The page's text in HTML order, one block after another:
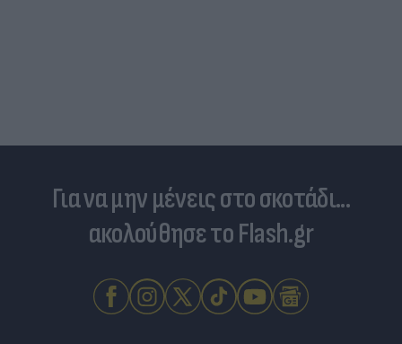
Για να μην μένεις στο σκοτάδι...
ακολούθησε το Flash.gr